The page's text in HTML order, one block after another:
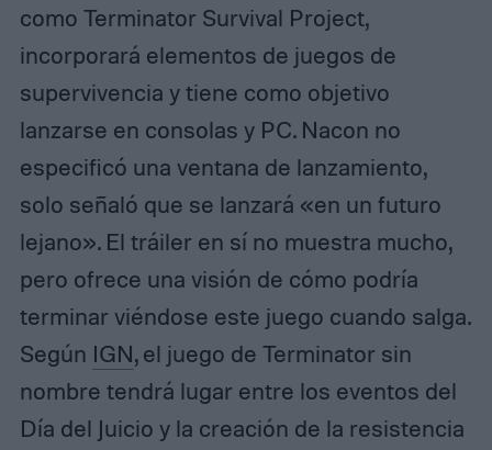
como Terminator Survival Project,
incorporará elementos de juegos de
supervivencia y tiene como objetivo
lanzarse en consolas y PC. Nacon no
especificó una ventana de lanzamiento,
solo señaló que se lanzará «en un futuro
lejano». El tráiler en sí no muestra mucho,
pero ofrece una visión de cómo podría
terminar viéndose este juego cuando salga.
Según IGN, el juego de Terminator sin
nombre tendrá lugar entre los eventos del
Día del Juicio y la creación de la resistencia